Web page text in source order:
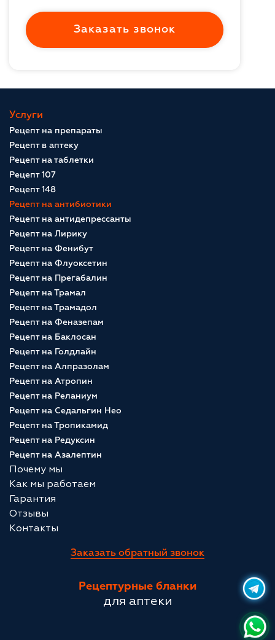
Заказать звонок
Рецептурные бланки
для аптеки
Услуги
Рецепт на препараты
Рецепт в аптеку
Рецепт на таблетки
Рецепт 107
Рецепт 148
Рецепт на антибиотики
Рецепт на антидепрессанты
Рецепт на Лирику
Рецепт на Фенибут
Рецепт на Флуоксетин
Рецепт на Прегабалин
Рецепт на Трамал
Рецепт на Трамадол
Рецепт на Феназепам
Рецепт на Баклосан
Рецепт на Голдлайн
Рецепт на Алпразолам
Рецепт на Атропин
Рецепт на Реланиум
Рецепт на Седальгин Нео
Рецепт на Тропикамид
Рецепт на Редуксин
Рецепт на Азалептин
Почему мы
Как мы работаем
Гарантия
Отзывы
Контакты
Заказать обратный звонок